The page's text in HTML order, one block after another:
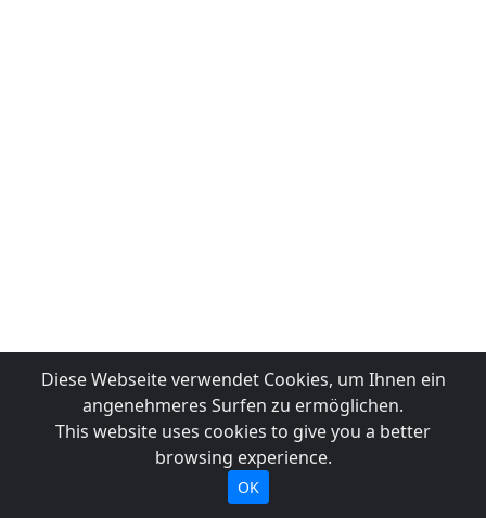
Diese Webseite verwendet Cookies, um Ihnen ein
angenehmeres Surfen zu ermöglichen.
This website uses cookies to give you a better
browsing experience.
OK